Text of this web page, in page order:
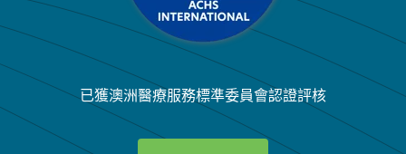
已獲澳洲醫療服務標準委員會認證評核